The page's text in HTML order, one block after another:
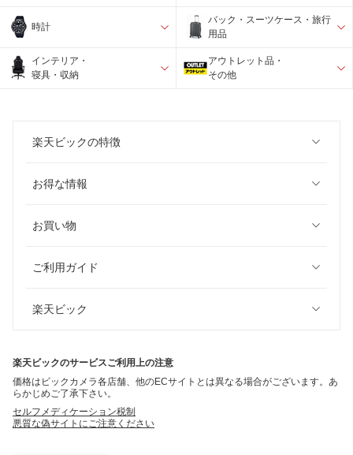
時計
バック・スーツケース・旅行
用品
インテリア・
寝具・収納
アウトレット品・
その他
楽天ビックの特徴
お得な情報
お買い物
ご利用ガイド
楽天ビック
楽天ビックのサービスご利用上の注意
価格はビックカメラ各店舗、他のECサイトとは異なる場合がございます。あ
らかじめご了承下さい。
セルフメディケーション税制
悪質な偽サイトにご注意ください